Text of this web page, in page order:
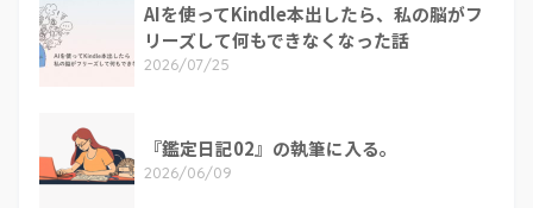
AIを使ってKindle本出したら、私の脳がフ
リーズして何もできなくなった話
2026/07/25
『鑑定日記02』の執筆に入る。
2026/06/09